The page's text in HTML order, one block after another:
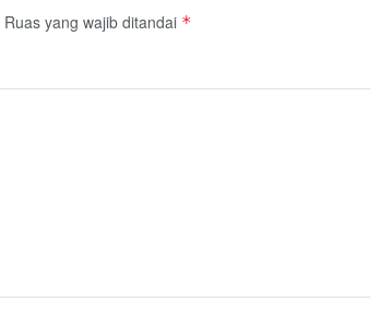
Ruas yang wajib ditandai *